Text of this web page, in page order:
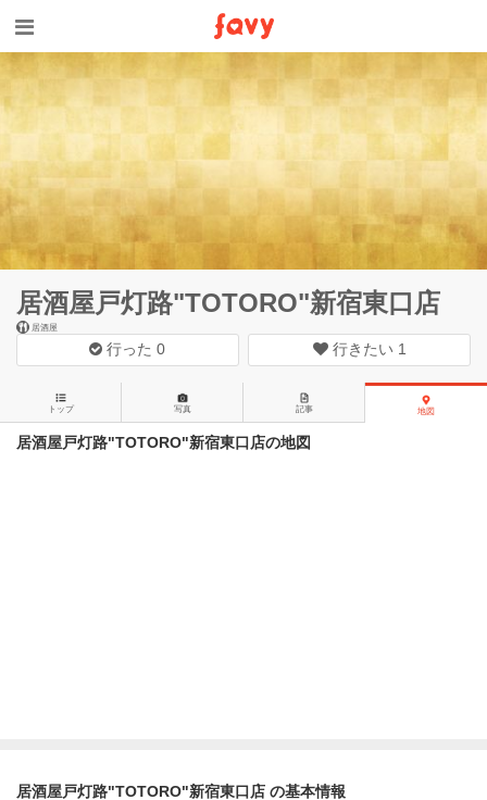
居酒屋戸灯路"TOTORO"新宿東口店
居酒屋
行った0 行きたい 1
トップ 写真 記事 地図
居酒屋戸灯路"TOTORO"新宿東口店の地図
居酒屋戸灯路"TOTORO"新宿東口店 の基本情報